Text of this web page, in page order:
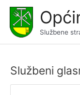
content
Službene
Službeni